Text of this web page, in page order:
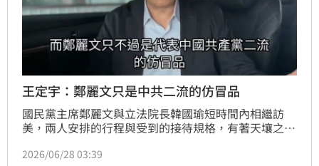
王定宇：鄭麗文只是中共二流的仿冒品
國民黨主席鄭麗文與立法院長韓國瑜短時間內相繼訪
美，兩人安排的行程與受到的接待規格，有著天壤之
日，熟悉外交國防的民進黨立委王定宇分析，韓國瑜的
2026/06/28 03:39